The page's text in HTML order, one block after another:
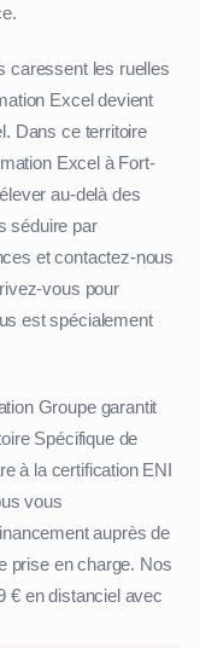
caressent les ruelles
Excel devient
Dans ce territoire
Excel à Fort-
au-delà des
séduire par
et contactez-nous
vous pour
est spécialement
Groupe garantit
Spécifique de
à la certification ENI
vous
auprès de
prise en charge. Nos
€ en distanciel avec